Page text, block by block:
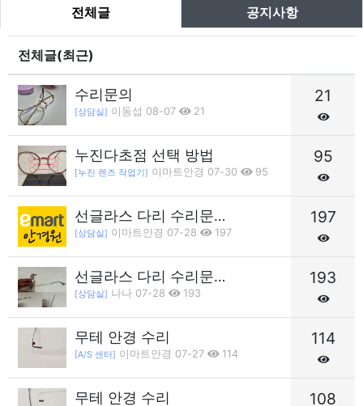
전체글 공지사항
전체글(최근)
수리문의
[상담실] 이동섭 08-07 21
21
누진다초점 선택 방법
[누진 렌즈 작업기] 이마트안경 07-30 95
95
선글라스 다리 수리문…
[상담실] 이마트안경 07-28 197
197
선글라스 다리 수리문…
[상담실] 나나 07-28 193
193
무테 안경 수리
[A/S 센터] 이마트안경 07-27 114
114
무테 안경 수리 108